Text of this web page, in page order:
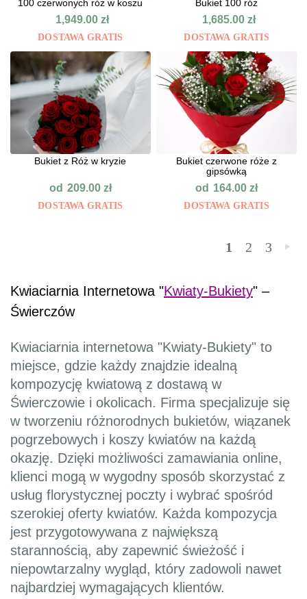
100 czerwonych róż w koszu
1,949.00zł
DOSTAWA GRATIS
Bukiet 100 róż
1,685.00 zł
DOSTAWA GRATIS
Bukiet z Róż w kryzie
od 209.00 zł
DOSTAWA GRATIS
Bukiet czerwone róże z
gipsówką
od 164.00zł
DOSTAWA GRATIS
1 2 3 »
Kwiaciarnia Internetowa "Kwiaty-Bukiety" –
Świerczów
Kwiaciarnia internetowa "Kwiaty-Bukiety" to
miejsce, gdzie każdy znajdzie idealną
kompozycję kwiatową z dostawą w
Świerczowie i okolicach. Firma specjalizuje się
w tworzeniu różnorodnych bukietów, wiązanek
pogrzebowych i koszy kwiatów na każdą
okazję. Dzięki możliwości zamawiania online,
klienci mogą w wygodny sposób skorzystać z
usług florystycznej poczty i wybrać spośród
szerokiej oferty kwiatów. Każda kompozycja
jest przygotowywana z największą
starannością, aby zapewnić świeżość i
niepowtarzalny wygląd, który zadowoli nawet
najbardziej wymagających klientów.